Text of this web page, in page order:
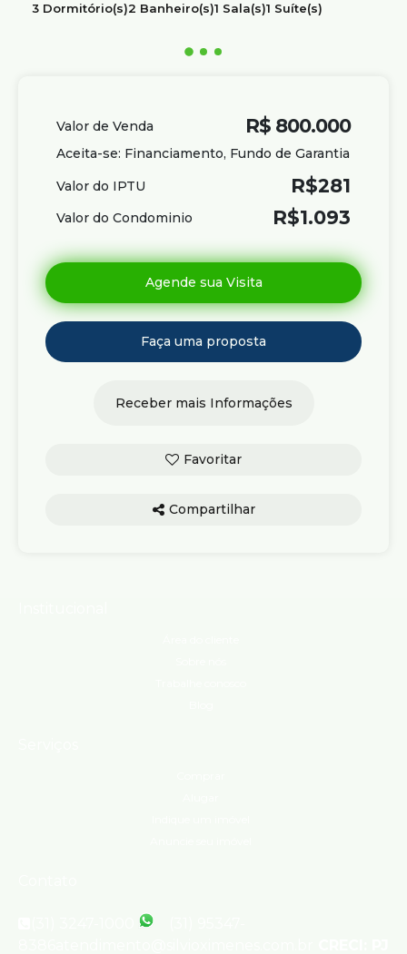
Corrimão
importantes pontos da região:
Parque da Matinha
Parque Ecológico e Cultural Professor Marcos Manzzoni
Agende sua visita e venha conhecer de perto essa
excelente oportunidade.
Valores e disponibilidade sujeitos a alteração sem aviso
prévio. Solicitamos a confirmação das informações com
nossos consultores.
3 Dormitório(s)2 Banheiro(s)1 Sala(s)1 Suíte(s)
R$ 800.000
Valor de Venda
Aceita-se: Financiamento, Fundo de Garantia
Valor do IPTU
R$281
Valor do Condominio R$1.093
Compartilhar